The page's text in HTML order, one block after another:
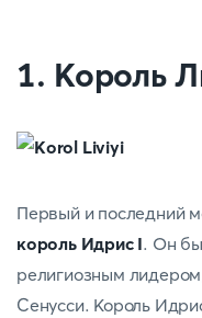
1. Король
Первый и последний
король Идрис I. Он
религиозным
Сенусси. Король